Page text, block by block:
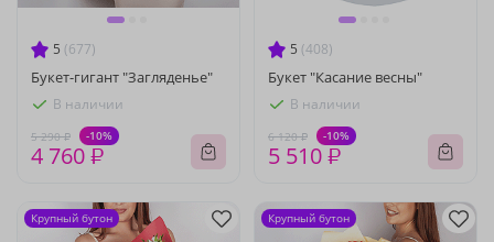
5 (677)
Букет-гигант "Загляденье"
В наличии
5 290 ₽ -10%
4 760 ₽
5 (408)
Букет "Касание весны"
В наличии
6 120 ₽ -10%
5 510 ₽
Крупный бутон Крупный бутон